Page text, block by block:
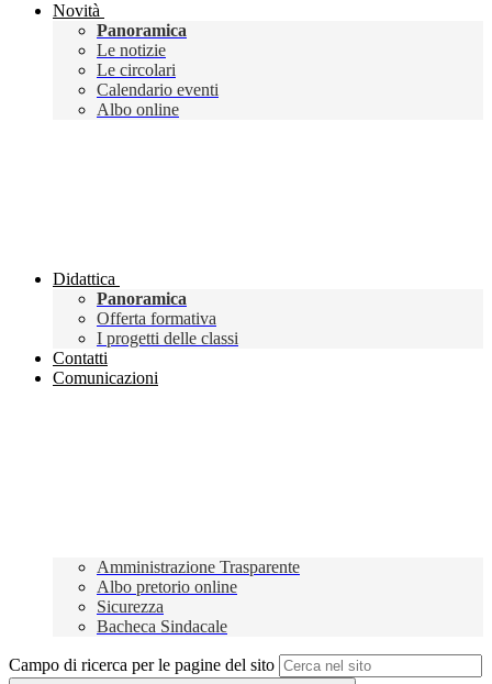
Novità
Panoramica
Le notizie
Le circolari
Calendario eventi
Albo online
Didattica
Panoramica
Offerta formativa
I progetti delle classi
Contatti
Comunicazioni
Amministrazione Trasparente
Albo pretorio online
Sicurezza
Bacheca Sindacale
Campo di ricerca per le pagine del sito